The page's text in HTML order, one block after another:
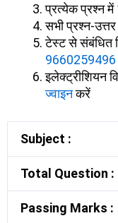
प्रत्येक प्रश्न
सभी प्रश्न-
टेस्ट से संबंधित
9660259496
इलेक्ट्रीशियन
ज्वाइनकरें
Subject :
Total Question :
Passing Marks :